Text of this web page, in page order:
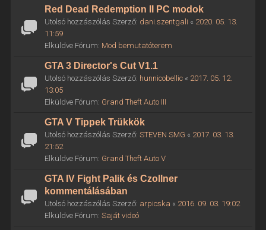
Red Dead Redemption II PC modok
Utolsó hozzászólás Szerző: dani.szentgali « 2020. 05. 13.
11:59
Elküldve Fórum: Mod bemutatóterem
GTA 3 Director's Cut V1.1
Utolsó hozzászólás Szerző: hunnicobellic« 2017. 05. 12.
13:05
Elküldve Fórum: Grand Theft Auto III
GTA V Tippek Trükkök
Utolsó hozzászólás Szerző: STEVEN SMG « 2017. 03. 13.
21:52
Elküldve Fórum: Grand Theft Auto V
GTA IV Fight Palik és Czollner
kommentálásában
Utolsó hozzászólás Szerző: arpicska « 2016. 09. 03. 19:02
Elküldve Fórum: Saját videó